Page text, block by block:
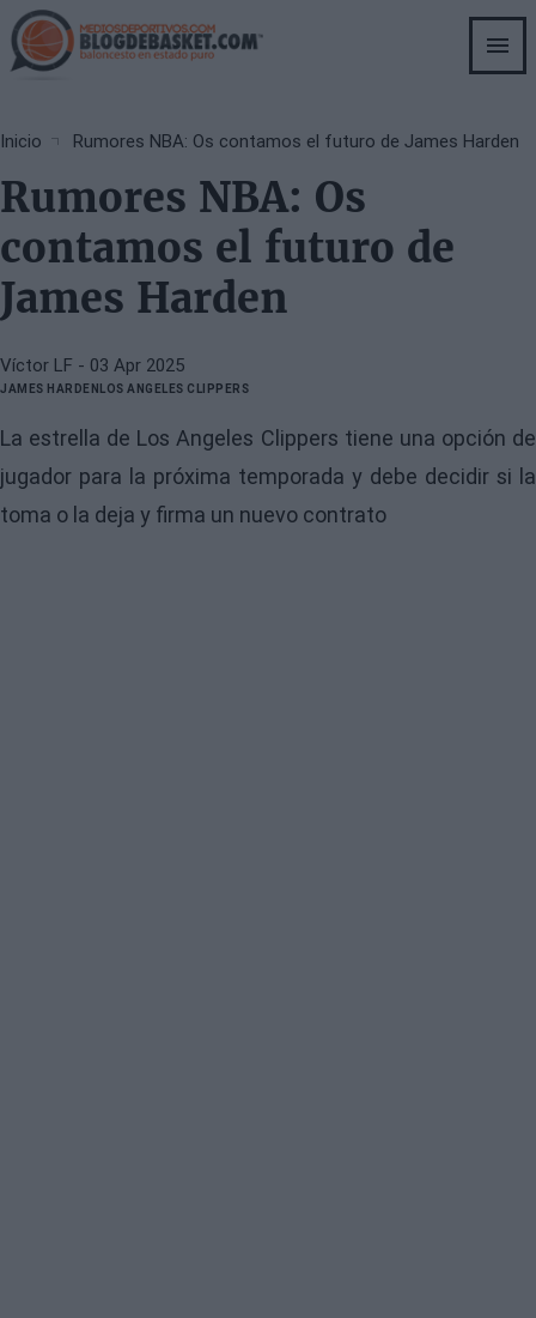
Skip
to
main
Breadcrumb
Inicio Rumores NBA: Os contamos el futuro de James Harden
Rumores NBA: Os
contamos el futuro de
James Harden
Víctor LF - 03 Apr 2025
JAMES HARDENLOS ANGELES CLIPPERS
La estrella de Los Angeles Clippers tiene una opción de
jugador para la próxima temporada y debe decidir si la
toma o la deja y firma un nuevo contrato